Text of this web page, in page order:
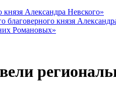
князя Александра Невского»
благоверного князя
Романовых»